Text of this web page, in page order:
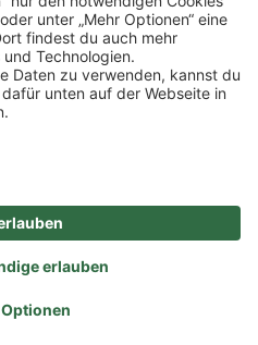
Privatsphäre-Einstellungen